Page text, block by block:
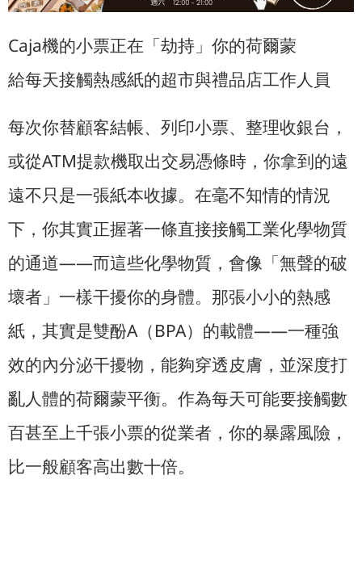
Caja機的小票正在「劫持」你的荷爾蒙
給每天接觸熱感紙的超市與禮品店工作人員
每次你替顧客結帳、列印小票、整理收銀台，
或從ATM提款機取出交易憑條時，你拿到的遠
遠不只是一張紙本收據。在毫不知情的情況
下，你其實正握著一條直接接觸工業化學物質
的通道——而這些化學物質，會像「無聲的破
壞者」一樣干擾你的身體。那張小小的熱感
紙，其實是雙酚A（BPA）的載體——一種強
效的內分泌干擾物，能夠穿透皮膚，並深度打
亂人體的荷爾蒙平衡。作為每天可能要接觸數
百甚至上千張小票的從業者，你的暴露風險，
比一般顧客高出數十倍。